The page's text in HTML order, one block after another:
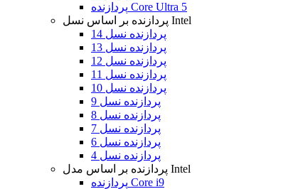
پردازنده Core Ultra 5
پردازنده بر اساس نسل Intel
پردازنده نسل 14
پردازنده نسل 13
پردازنده نسل 12
پردازنده نسل 11
پردازنده نسل 10
پردازنده نسل 9
پردازنده نسل 8
پردازنده نسل 7
پردازنده نسل 6
پردازنده نسل 4
پردازنده بر اساس مدل Intel
پردازنده Core i9